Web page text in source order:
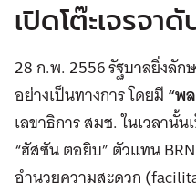
เปิดโต๊ะเจรจา
28 ก.พ. 2556 รัฐบาลยิ่งลั
อย่างเป็นทางการ โดยมี“พ
เลขาธิการ สมช. ในเวลานั้
“ฮัสซัน ตอยิบ” ตัวแทน
อำนวยความสะดวก